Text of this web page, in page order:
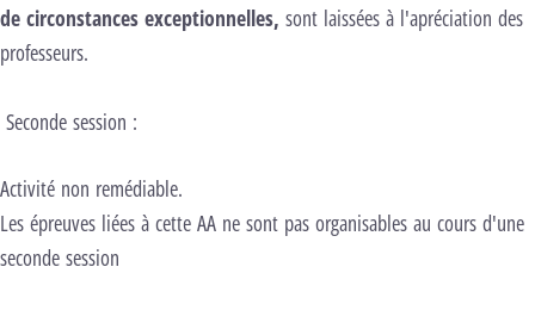
de circonstances exceptionnelles, sont laissées à l'apréciation des
professeurs.
Seconde session :
Activité non remédiable.
Les épreuves liées à cette AA ne sont pas organisables au cours d'une
seconde session